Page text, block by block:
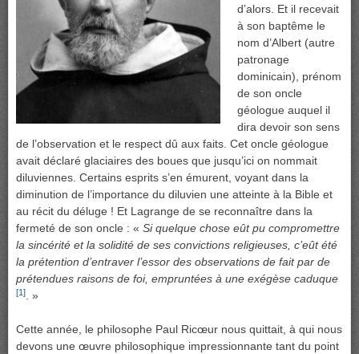
d’alors. Et il recevait
à son baptême le
nom d’Albert (autre
patronage
dominicain), prénom
de son oncle
géologue auquel il
dira devoir son sens
de l’observation et le respect dû aux faits. Cet oncle géologue
avait déclaré glaciaires des boues que jusqu’ici on nommait
diluviennes. Certains esprits s’en émurent, voyant dans la
diminution de l’importance du diluvien une atteinte à la Bible et
au récit du déluge ! Et Lagrange de se reconnaître dans la
fermeté de son oncle : « Si quelque chose eût pu compromettre
la sincérité et la solidité de ses convictions religieuses, c’eût été
la prétention d’entraver l’essor des observations de fait par de
prétendues raisons de foi, empruntées à une exégèse caduque
[1]. »
Cette année, le philosophe Paul Ricœur nous quittait, à qui nous
devons une œuvre philosophique impressionnante tant du point